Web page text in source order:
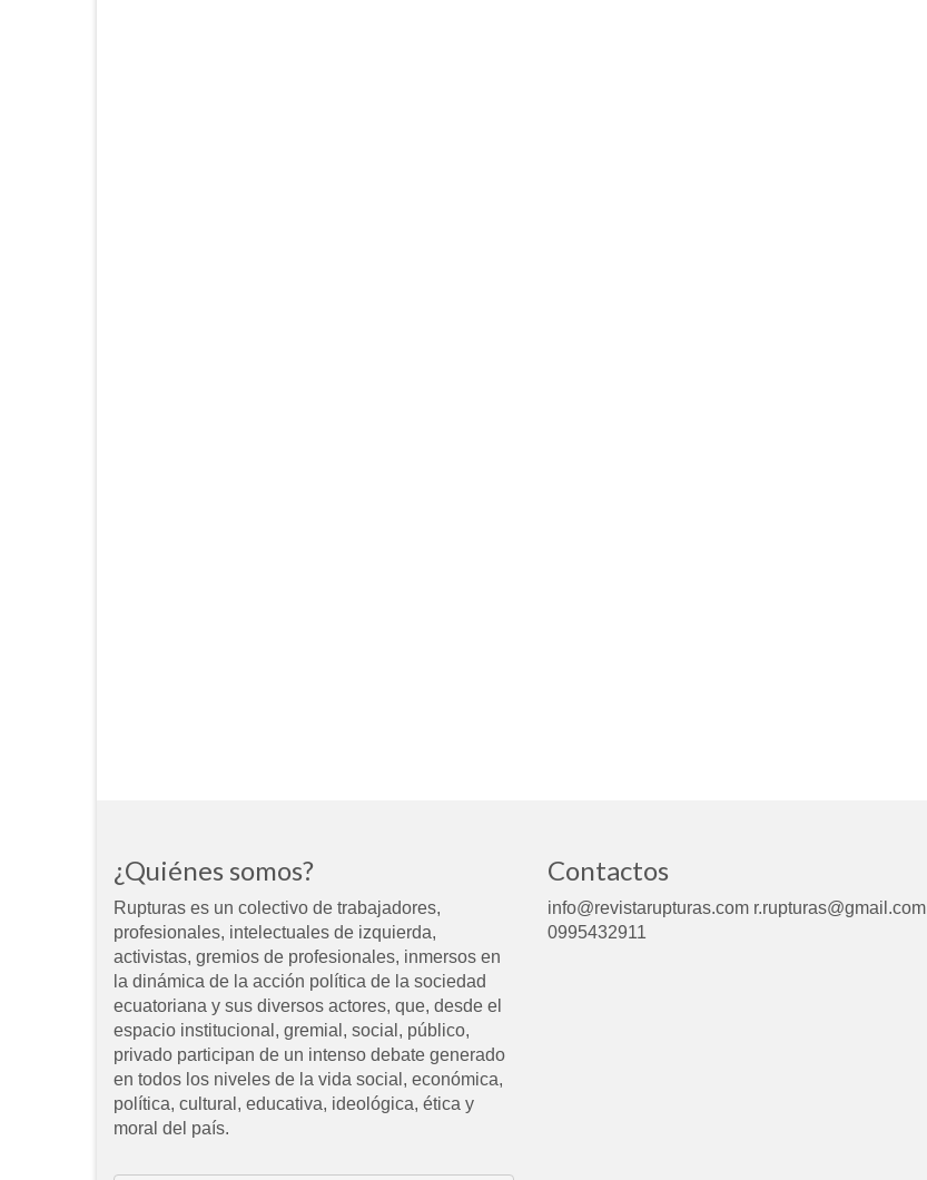
¿Quiénes somos?
Rupturas es un colectivo de trabajadores,
profesionales, intelectuales de izquierda,
activistas, gremios de profesionales, inmersos en
la dinámica de la acción política de la sociedad
ecuatoriana y sus diversos actores, que, desde el
espacio institucional, gremial, social, público,
privado participan de un intenso debate generado
en todos los niveles de la vida social, económica,
política, cultural, educativa, ideológica, ética y
moral del país.
Contactos
info@revistarupturas.com r.rupturas@gmail.com
0995432911